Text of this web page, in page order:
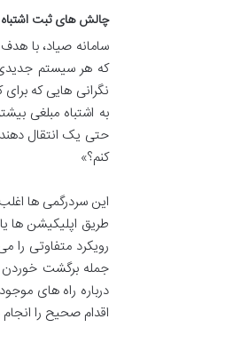
چالش های ثبت
سامانه صیاد، با
که هر سیستم
نگرانی هایی که
به اشتباه مبلغی
حتی یک انتقال
کنم؟»
این سردرگمی ها
طریق اپلیکیشن ها
رویکرد متفاوتی
جمله برگشت خوردن
درباره راه های
اقدام صحیح را